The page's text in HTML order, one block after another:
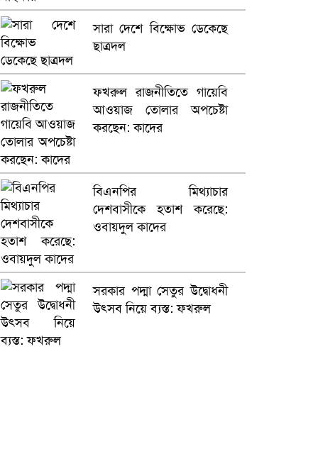
সারা দেশে বিক্ষোভ ডেকেছে
ছাত্রদল
ফখরুল রাজনীতিতে গায়েবি
আওয়াজ তোলার অপচেষ্টা
করছেন: কাদের
বিএনপির মিথ্যাচার
দেশবাসীকে হতাশ করেছে:
ওবায়দুল কাদের
সরকার পদ্মা সেতুর উদ্বোধনী
উৎসব নিয়ে ব্যস্ত: ফখরুল